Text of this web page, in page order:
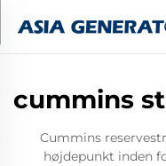
cummins
Cummins
højdepunkt inden